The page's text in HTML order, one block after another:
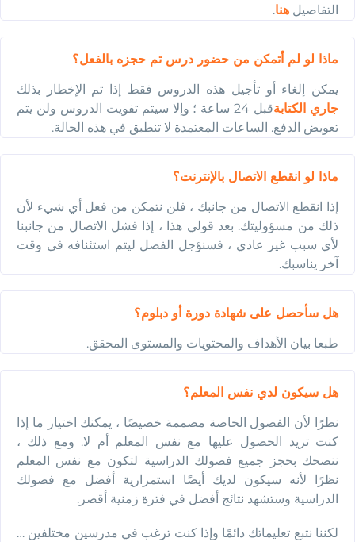
التفاصيل هنا.
ماذا لو لم أتمكن من حضور درس تم حجزه بالفعل؟
يمكن إلغاء أو تأجيل هذه الدروس فقط إذا تم الإخطار بذلك
جاري الكتابة
قبل 24 ساعة ؛ وإلا سيتم تفويت الدروس ولن يتم
تعويض الدفع. الساعات المعتمدة لا تنطبق في هذه الحالة.
ماذا لو انقطع الاتصال بالإنترنت؟
إذا انقطع الاتصال من جانبك ، فلن نتمكن من فعل أي شيء لأن
ذلك من مسؤوليتك. بعد قولي هذا ، إذا فشل الاتصال من جانبنا
لأي سبب غير عادي ، فسنؤجل الفصل ليتم استئنافه في وقت
آخر يناسبك.
هل سأحصل على شهادة دورة أو دبلوم؟
طبعا بيان الأهداف والمحتويات والمستوى المحقق.
هل سيكون لدي نفس المعلم؟
نظرًا لأن الفصول الخاصة مصممة خصيصًا ، يمكنك اختيار ما إذا
كنت تريد الحصول عليها مع نفس المعلم أم لا. ومع ذلك ،
ننصحك بحجز جميع فصولك الدراسية لتكون مع نفس المعلم
نظرًا لأنه سيكون لديك أيضًا استمرارية أفضل مع فصولك
الدراسية وستشهد نتائج أفضل في فترة زمنية أقصر.
لكننا نتبع تعليماتك دائمًا وإذا كنت ترغب في مدرسين مختلفين …